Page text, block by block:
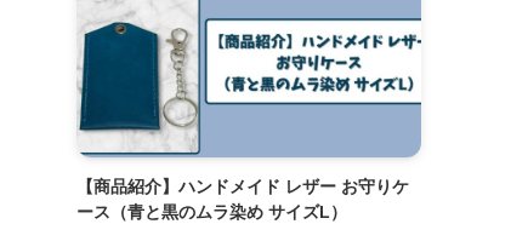
【商品紹介】ハンドメイド レザー お守りケ
ース（青と黒のムラ染め サイズL）